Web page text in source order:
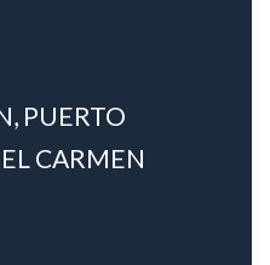
PUERTO
CARMEN